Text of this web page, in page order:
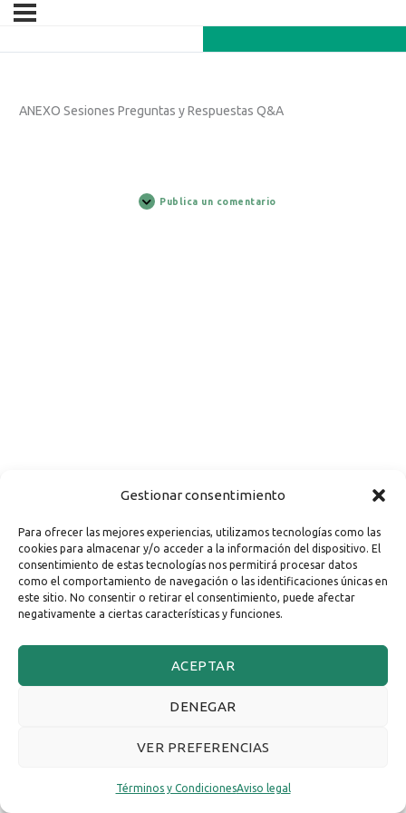
Gestionar consentimiento
Para ofrecer las mejores experiencias, utilizamos tecnologías como las
cookies para almacenar y/o acceder a la información del dispositivo. El
consentimiento de estas tecnologías nos permitirá procesar datos
como el comportamiento de navegación o las identificaciones únicas en
este sitio. No consentir o retirar el consentimiento, puede afectar
negativamente a ciertas características y funciones.
ACEPTAR
DENEGAR
VER PREFERENCIAS
Términos y CondicionesAviso legal
ANEXO Sesiones Preguntas y Respuestas Q&A
Publica un comentario